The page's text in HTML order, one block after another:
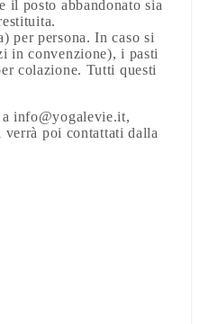
il posto abbandonato sia
per persona. In caso si
in convenzione), i pasti
colazione. Tutti questi
info@yogalevie.it,
verrà poi contattati dalla